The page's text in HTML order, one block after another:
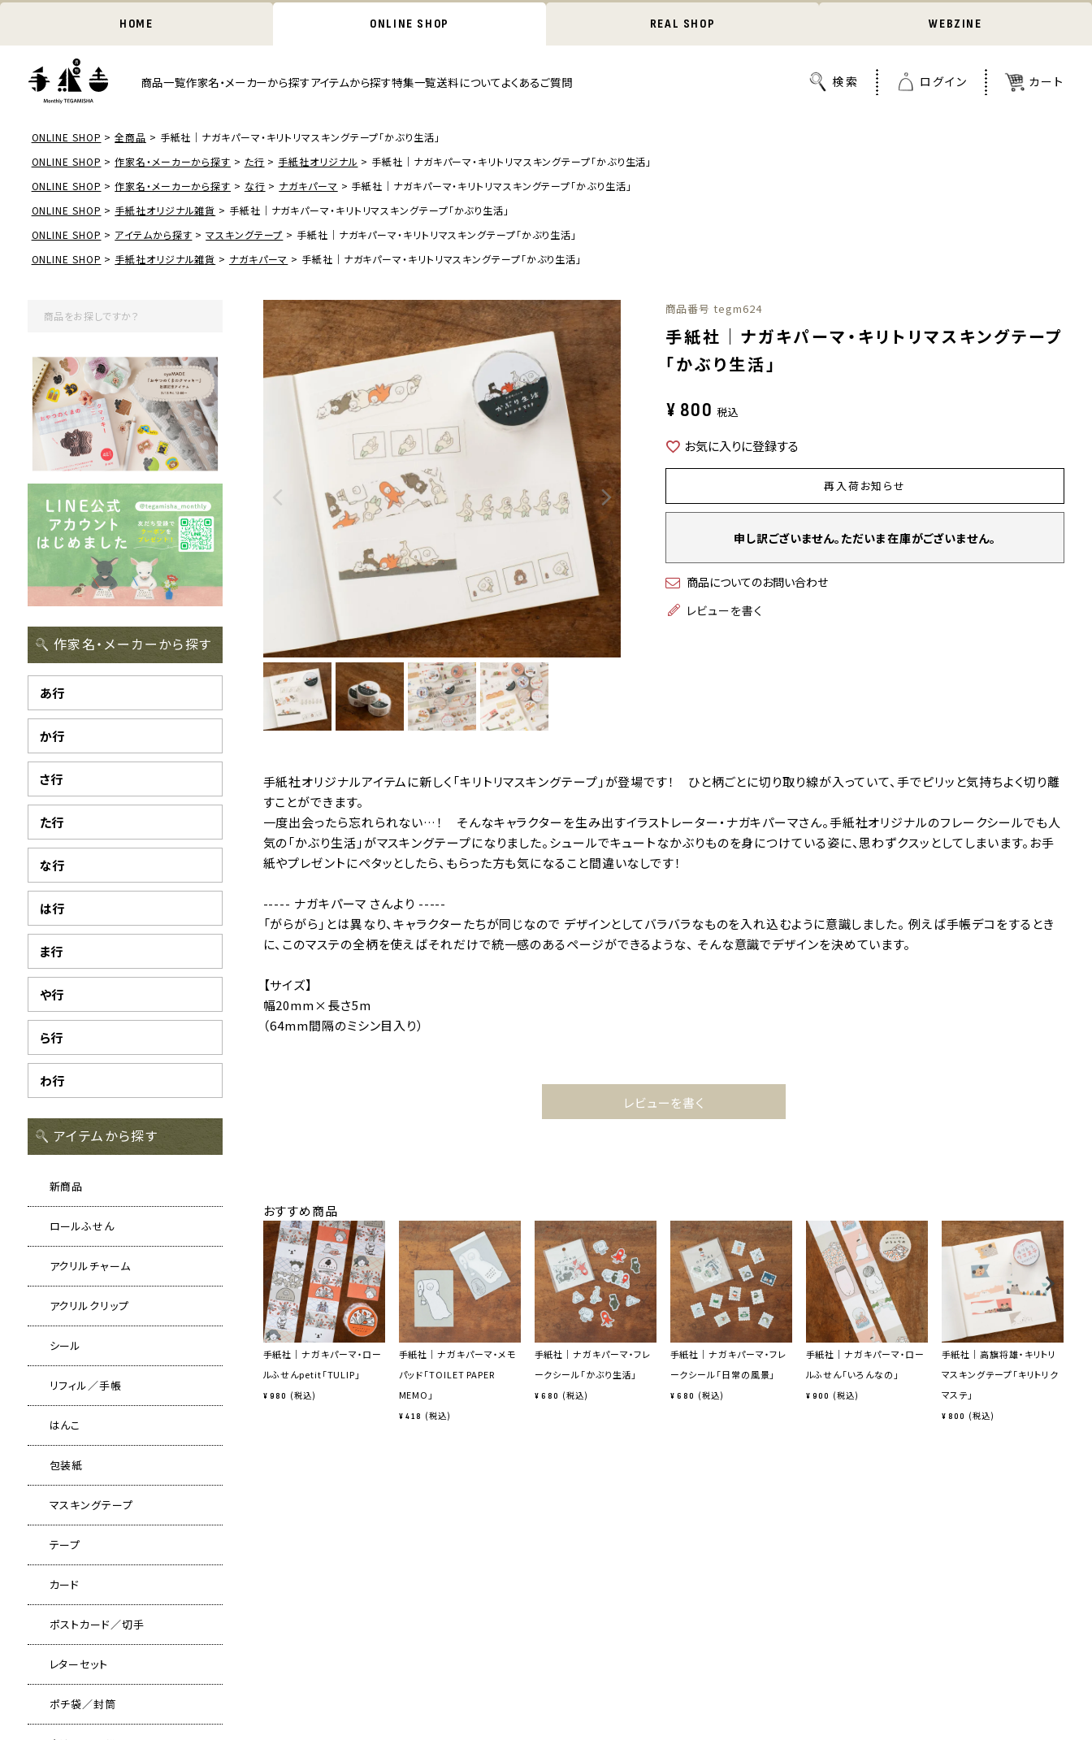
HOME ONLINE SHOP REAL SHOP WEBZINE
商品一覧作家名・メーカーから探すアイテムから探す特集一覧送料についてよくあるご質問
ONLINE SHOP 全商品
手紙社｜ナガキパーマ・キリトリマスキングテープ「かぶり生活」
ONLINE SHOP
作家名・メーカーから探す た行 手紙社オリジナル
手紙社｜ナガキパーマ・キリトリマスキングテープ「かぶり生活」
ONLINE SHOP
作家名・メーカーから探す な行 ナガキパーマ
手紙社｜ナガキパーマ・キリトリマスキングテープ「かぶり生活」
ONLINE SHOP
手紙社オリジナル雑貨
手紙社｜ナガキパーマ・キリトリマスキングテープ「かぶり生活」
ONLINE SHOP
アイテムから探す マスキングテープ
手紙社｜ナガキパーマ・キリトリマスキングテープ「かぶり生活」
ONLINE SHOP
手紙社オリジナル雑貨 ナガキパーマ 手紙社｜ナガキパーマ・キリトリマスキングテープ「かぶり生活」
作家名・メーカーから探す
あ行
か行
さ行
た行
な行
は行
ま行
や行
ら行
わ行
アイテムから探す
新商品
ロールふせん
アクリルチャーム
アクリルクリップ
シール
リフィル／手帳
はんこ
包装紙
マスキングテープ
テープ
カード
ポストカード／切手
レターセット
ポチ袋／封筒
商品番号 tegm624
手紙社｜ナガキパーマ・キリトリマスキングテープ
「かぶり生活」
¥ 800 税込
お気に入りに登録する
再入荷お知らせ
申し訳ございません。ただいま在庫がございません。
商品についてのお問い合わせ
レビューを書く
手紙社オリジナルアイテムに新しく「キリトリマスキングテープ」が登場です！ ひと柄ごとに切り取り線が入っていて、手でピリッと気持ちよく切り離
すことができます。
一度出会ったら忘れられない…！ そんなキャラクターを生み出すイラストレーター・ナガキパーマさん。手紙社オリジナルのフレークシールでも人
気の「かぶり生活」がマスキングテープになりました。シュールでキュートなかぶりものを身につけている姿に、思わずクスッとしてしまいます。お手
紙やプレゼントにペタッとしたら、もらった方も気になること間違いなしです！
----- ナガキパーマ さんより -----
「がらがら」とは異なり、キャラクターたちが同じなので デザインとしてバラバラなものを入れ込むように意識しました。 例えば手帳デコをするとき
に、このマステの全柄を使えばそれだけで統一感のあるページができるような、 そんな意識でデザインを決めています。
【サイズ】
幅20mm×長さ5m
（64mm間隔のミシン目入り）
レビューを書く
おすすめ商品
手紙社｜ナガキパーマ・ロー
ルふせんpetit「TULIP」
¥ 980 税込
手紙社｜ナガキパーマ・メモ
パッド「TOILET PAPER
MEMO」
¥ 418 税込
手紙社｜ナガキパーマ・フレ
ークシール「かぶり生活」
¥ 680 税込
手紙社｜ナガキパーマ・フレ
ークシール「日常の風景」
¥ 680 税込
手紙社｜ナガキパーマ・ロー
ルふせん「いろんなの」
¥ 900 税込
手紙社｜高旗将雄・キリトリ
マスキングテープ「キリトリク
マステ」
¥ 800 税込